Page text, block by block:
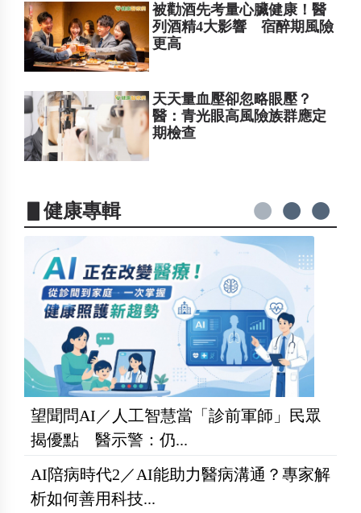
被勸酒先考量心臟健康！醫
列酒精4大影響 宿醉期風險
更高
天天量血壓卻忽略眼壓？
醫：青光眼高風險族群應定
期檢查
▋健康專輯
望聞問AI／人工智慧當「診前軍師」民眾
揭優點 醫示警：仍...
AI陪病時代2／AI能助力醫病溝通？專家解
析如何善用科技...